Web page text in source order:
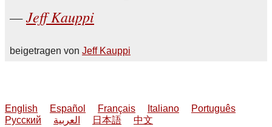
Jeff Kauppi
beigetragen von Jeff Kauppi
English Español Français Italiano
Português
Русский
العربية 日本語 中文